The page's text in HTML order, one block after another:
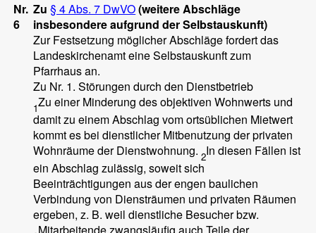
Nr.
6
Zu§ 4 Abs. 7 DwVO(weitere Abschläge
insbesondere aufgrund der Selbstauskunft)
Zur Festsetzung möglicher Abschläge fordert das
Landeskirchenamt eine Selbstauskunft zum
Pfarrhaus an.
Zu Nr. 1. Störungen durch den Dienstbetrieb
1Zu einer Minderung des objektiven Wohnwerts und
damit zu einem Abschlag vom ortsüblichen Mietwert
kommt es bei dienstlicher Mitbenutzung der privaten
Wohnräume der Dienstwohnung. 2In diesen Fällen ist
ein Abschlag zulässig, soweit sich
Beeinträchtigungen aus der engen baulichen
Verbindung von Diensträumen und privaten Räumen
ergeben, z. B. weil dienstliche Besucher bzw.